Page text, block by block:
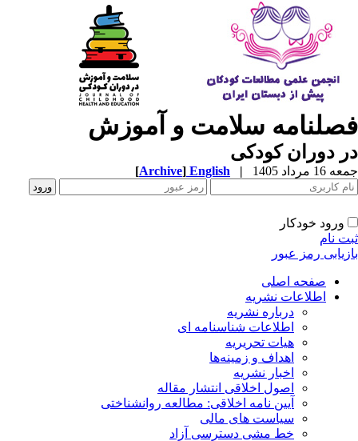
سلامت و آموزش
دوران کودکی
مرداد 1405 |
English
[Archive]
ورود خودکار
نام
رمز عبور
صفحه اصلی
اطلاعات نشریه
درباره نشریه
اطلاعات شناسنامه ای
هیات تحریریه
اهداف و زمینه‌ها
اخبار نشریه
اصول اخلاقی انتشار مقاله
آیین نامه اخلاقی: مطالعه روانشناختی
سیاست های مالی
خط مشی دسترسی آزاد